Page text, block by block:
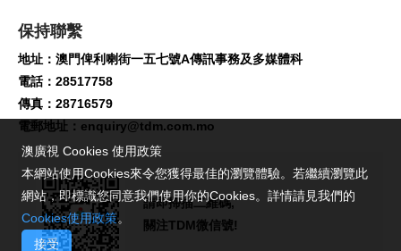
保持聯繫
地址：澳門俾利喇街一五七號A傳訊事務及多媒體科
電話：28517758
傳真：28716579
電郵地址： enquiry@tdm.com.mo
請即掃描二維碼,
關注TDM微信號!
澳廣視 Cookies 使用政策
本網站使用Cookies來令您獲得最佳的瀏覽體驗。若繼續瀏覽此
網站，即標識您同意我們使用你的Cookies。詳情請見我們的
Cookies使用政策。
接受